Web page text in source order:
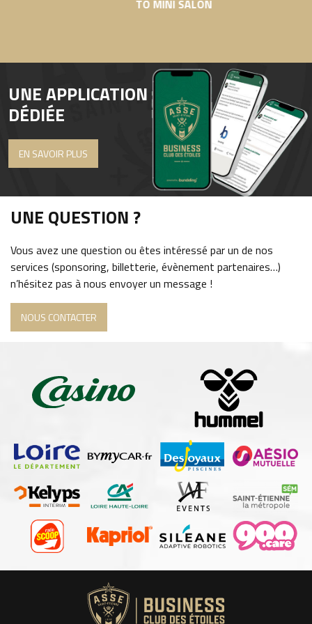
TO MINI SALON
UNE APPLICATION
DÉDIÉE
EN SAVOIR PLUS
UNE QUESTION ?
Vous avez une question ou êtes intéressé par un de nos
services (sponsoring, billetterie, évènement partenaires…)
n’hésitez pas à nous envoyer un message !
NOUS CONTACTER